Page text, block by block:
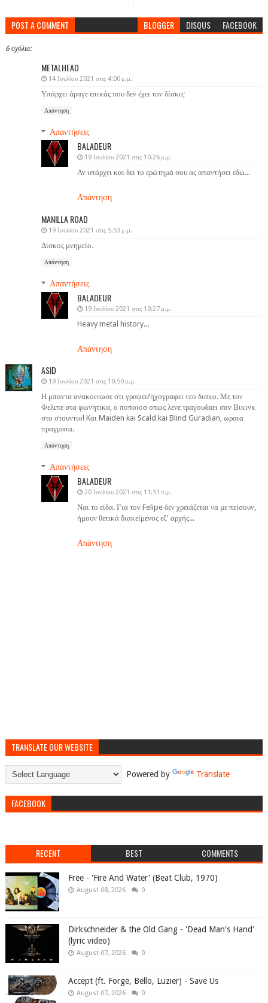
POST A COMMENT BLOGGER DISQUS FACEBOOK
6 σχόλια:
METALHEAD
14 Ιουλίου 2021 στις 4:00 μ.μ.
Υπάρχει άραγε επικάς που δεν έχει τον δίσκο;
Απάντηση
Απαντήσεις
BALADEUR
19 Ιουλίου 2021 στις 10:26 μ.μ.
Αν υπάρχει και δει το ερώτημά σου ας απαντήσει εδώ...
Απάντηση
MANILLA ROAD
19 Ιουλίου 2021 στις 5:53 μ.μ.
Δίσκος μνημείο.
Απάντηση
Απαντήσεις
BALADEUR
19 Ιουλίου 2021 στις 10:27 μ.μ.
Heavy metal history...
Απάντηση
ASID
19 Ιουλίου 2021 στις 10:50 μ.μ.
Η μπαντα ανακοινωσε οτι γραφει/ηχογραφει νεο δισκο. Με τον
Φελιπε στα φωνητικα, ο ποποιοσ οπως λενε τραγουδαει σαν Βικινκ
στο στουντιο! Kαι Maiden kai Scald kai Blind Guradian, ωραια
πραγματα.
Απάντηση
Απαντήσεις
BALADEUR
20 Ιουλίου 2021 στις 11:51 π.μ.
Ναι το είδα. Για τον Felipe δεν χρειάζεται να με πείσουν,
ήμουν θετικά διακείμενος εξ' αρχής...
Απάντηση
TRANSLATE OUR WEBSITE
Powered by Translate
FACEBOOK
RECENT BEST COMMENTS
Free - 'Fire And Water' (Beat Club, 1970)
August 08, 2026 0
Dirkschneider & the Old Gang - 'Dead Man's Hand'
(lyric video)
August 07, 2026 0
Accept (ft. Forge, Bello, Luzier) - Save Us
August 07, 2026 0